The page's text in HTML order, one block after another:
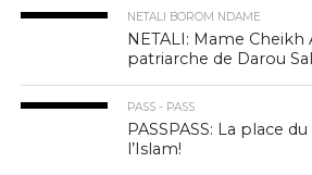
NETALI BOROM NDAME
NETALI: Mame Cheikh
patriarche de Darou
PASS - PASS
PASSPASS: La place
l’Islam!